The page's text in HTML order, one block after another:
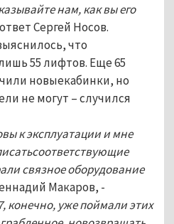
нам, как вы его
Сергей Носов.
что
55 лифтов. Еще 65
новыекабинки, но
не могут – случился
к эксплуатации и мне
связное оборудование
Макаров, -
конечно, уже поймали этих